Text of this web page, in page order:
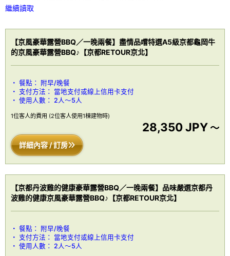
※可加購設置帳篷桑拿的選項。
爐、微波爐、餐具、碗碟、杯、刀、砧板、夾子、廚房剪刀
【便利設施】毛巾類、洗髮水、護髮素、沐浴露、風筒、牙刷、浴室
用品
繼續讀取
【京風豪華露營BBQ／一晚兩餐】盡情品嚐特選A5級京都龜岡牛
的京風豪華露營BBQ♪【京都RETOUR京北】
餐點：
附早/晚餐
支付方法：
當地支付或線上信用卡支付
使用人數：
2人～5人
1位客人的費用 (2位客人使用1棟建物時)
28,350 JPY～
詳細內容 / 訂房
【京都丹波雞的健康豪華露營BBQ／一晚兩餐】品味嚴選京都丹
波雞的健康京風豪華露營BBQ♪【京都RETOUR京北】
餐點：
附早/晚餐
支付方法：
當地支付或線上信用卡支付
使用人數：
2人～5人